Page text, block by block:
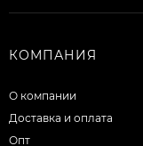
КОМПАНИЯ
О компании
Доставка и оплата
Опт